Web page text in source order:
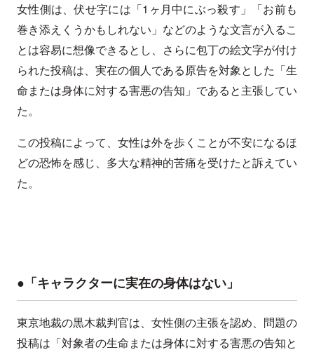
女性側は、伏せ字には「1ヶ月中にぶっ殺す」「お前も
巻き添えくうかもしれない」などのような文言が入るこ
とは容易に想像できるとし、さらに包丁の絵文字が付け
られた投稿は、実在の個人である原告を対象とした「生
命または身体に対する害悪の告知」であると主張してい
た。
この投稿によって、女性は外を歩くことが不安になるほ
どの恐怖を感じ、多大な精神的苦痛を受けたと訴えてい
た。
●「キャラクターに実在の身体はない」
東京地裁の黒木裁判官は、女性側の主張を認め、問題の
投稿は「対象者の生命または身体に対する害悪の告知と